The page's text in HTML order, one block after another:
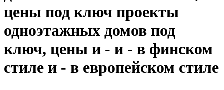
цены под ключ проекты
одноэтажных домов под
ключ, цены и - и - в финском
стиле и - в европейском стиле